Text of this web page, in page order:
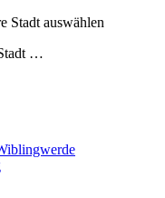
Stadt auswählen
…